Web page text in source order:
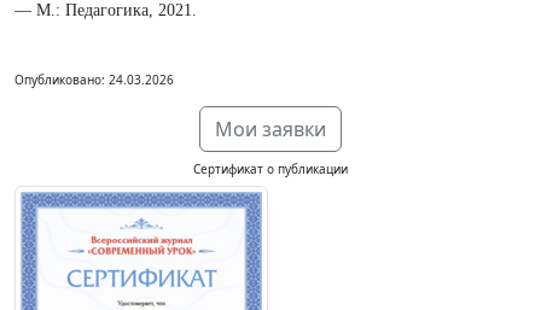
— М.: Педагогика, 2021.
Опубликовано: 24.03.2026
Мои заявки
Сертификат о публикации